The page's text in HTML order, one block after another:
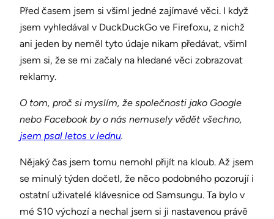
Před časem jsem si všiml jedné zajímavé věci. I když
jsem vyhledával v DuckDuckGo ve Firefoxu, z nichž
ani jeden by neměl tyto údaje nikam předávat, všiml
jsem si, že se mi začaly na hledané věci zobrazovat
reklamy.
O tom, proč si myslím, že společnosti jako Google
nebo Facebook by o nás nemusely vědět všechno,
jsem psal letos v lednu.
Nějaký čas jsem tomu nemohl přijít na kloub. Až jsem
se minulý týden dočetl, že něco podobného pozorují i
ostatní uživatelé klávesnice od Samsungu. Ta bylo v
mé S10 výchozí a nechal jsem si ji nastavenou právě